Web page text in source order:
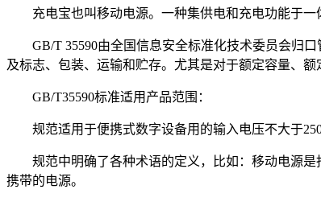
充电宝也叫移动电源。一种集供电和充电功能于
GB/T 35590由全国信息安全标准化技术委员会归
及标志、包装、运输和贮存。尤其是对于额定容量、
GB/T35590标准适用产品范围：
规范适用于便携式数字设备用的输入电压不大于
规范中明确了各种术语的定义，比如：移动电源
携带的电源。